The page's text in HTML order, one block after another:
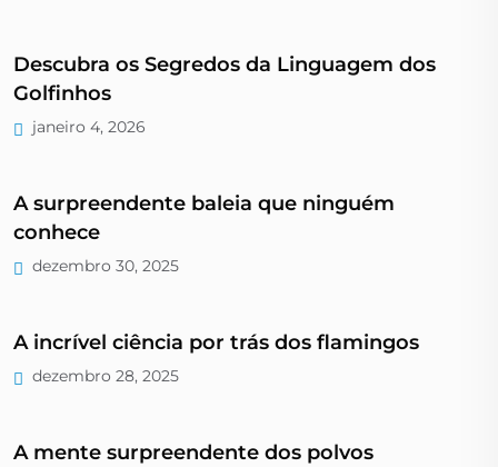
Descubra os Segredos da Linguagem dos
Golfinhos
janeiro 4, 2026
A surpreendente baleia que ninguém
conhece
dezembro 30, 2025
A incrível ciência por trás dos flamingos
dezembro 28, 2025
A mente surpreendente dos polvos